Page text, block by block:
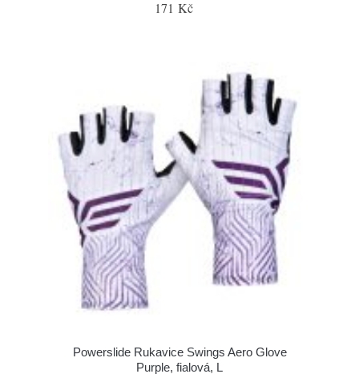
171 Kč
Powerslide Rukavice Swings Aero Glove
Purple, fialová, L